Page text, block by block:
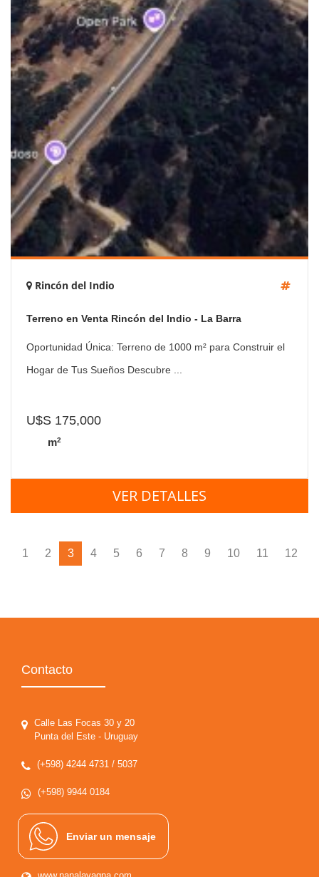
Rincón del Indio
Terreno en Venta Rincón del Indio - La Barra
Oportunidad Única: Terreno de 1000 m² para Construir el
Hogar de Tus Sueños Descubre ...
U$S 175,000
m2
VER DETALLES
1 2 3 4 5 6 7 8 9 10 11 12
Contacto
Calle Las Focas 30 y 20
Punta del Este - Uruguay
(+598) 4244 4731 / 5037
(+598) 9944 0184
(+598) 9144 0441
amparolavagna@gmail.com
Enviar un mensaje